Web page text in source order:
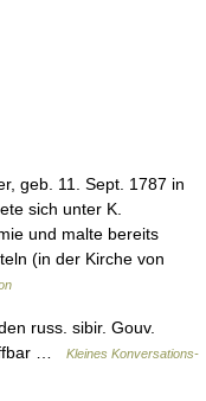
geb. 11. Sept. 1787 in
sich unter K.
und malte bereits
(in der Kirche von
russ. sibir. Gouv.
…
Kleines Konversations-